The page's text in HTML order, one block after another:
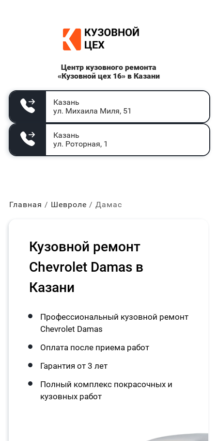
Центр кузовного ремонта
«Кузовной цех 16» в Казани
Казань
ул. Михаила Миля, 51
Казань
ул. Роторная, 1
Главная Шевроле Дамас
Кузовной ремонт
Chevrolet Damas в
Казани
Профессиональный кузовной ремонт
Chevrolet Damas
Оплата после приема работ
Гарантия от 3 лет
Полный комплекс покрасочных и
кузовных работ